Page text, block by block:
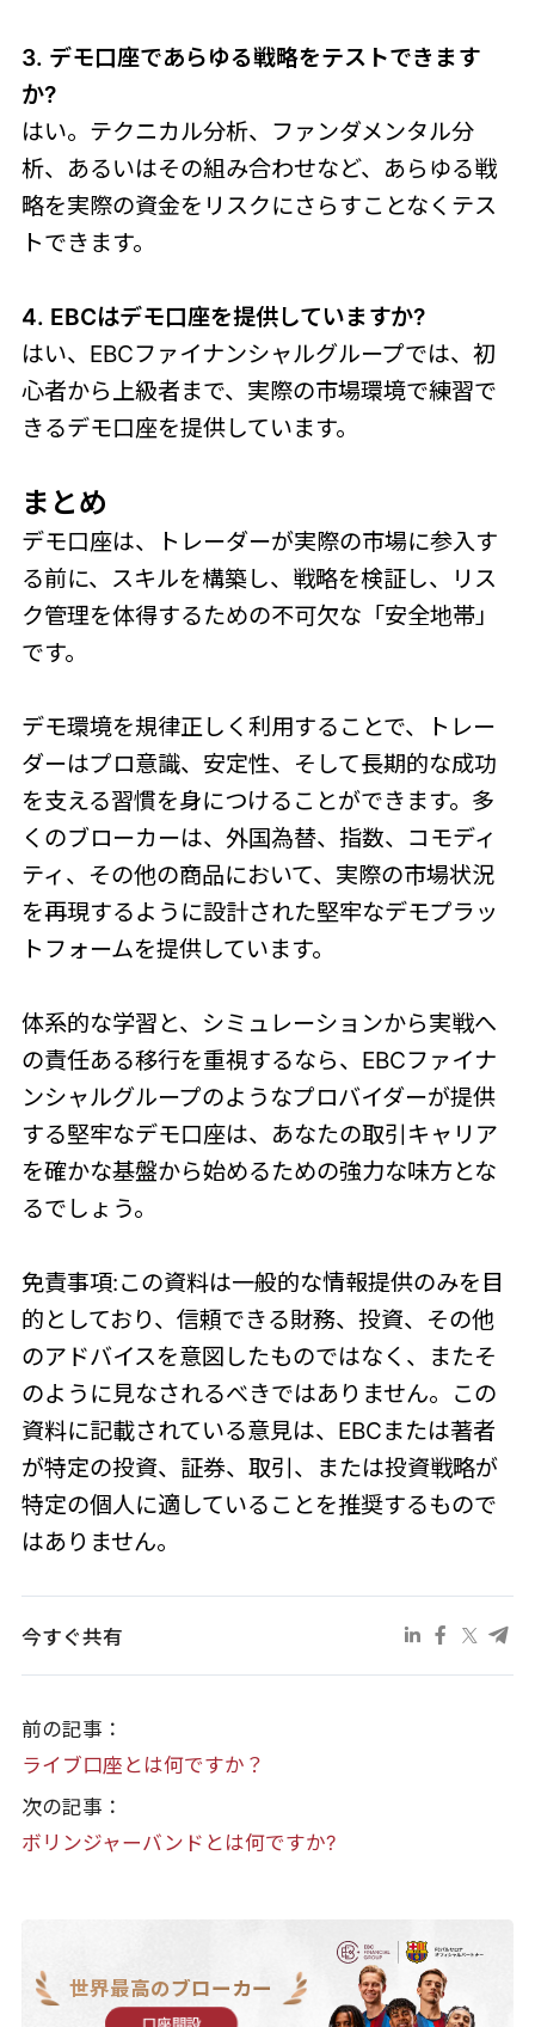
3. デモ口座であらゆる戦略をテストできます
か?
はい。テクニカル分析、ファンダメンタル分
析、あるいはその組み合わせなど、あらゆる戦
略を実際の資金をリスクにさらすことなくテス
トできます。
4. EBCはデモ口座を提供していますか?
はい、EBCファイナンシャルグループでは、初
心者から上級者まで、実際の市場環境で練習で
きるデモ口座を提供しています。
まとめ
デモ口座は、トレーダーが実際の市場に参入す
る前に、スキルを構築し、戦略を検証し、リス
ク管理を体得するための不可欠な「安全地帯」
です。
デモ環境を規律正しく利用することで、トレー
ダーはプロ意識、安定性、そして長期的な成功
を支える習慣を身につけることができます。多
くのブローカーは、外国為替、指数、コモディ
ティ、その他の商品において、実際の市場状況
を再現するように設計された堅牢なデモプラッ
トフォームを提供しています。
体系的な学習と、シミュレーションから実戦へ
の責任ある移行を重視するなら、EBCファイナ
ンシャルグループのようなプロバイダーが提供
する堅牢なデモ口座は、あなたの取引キャリア
を確かな基盤から始めるための強力な味方とな
るでしょう。
免責事項:この資料は一般的な情報提供のみを目
的としており、信頼できる財務、投資、その他
のアドバイスを意図したものではなく、またそ
のように見なされるべきではありません。この
資料に記載されている意見は、EBCまたは著者
が特定の投資、証券、取引、または投資戦略が
特定の個人に適していることを推奨するもので
はありません。
今すぐ共有
前の記事：
ライブ口座とは何ですか？
次の記事：
ボリンジャーバンドとは何ですか?
世界最高のブローカー